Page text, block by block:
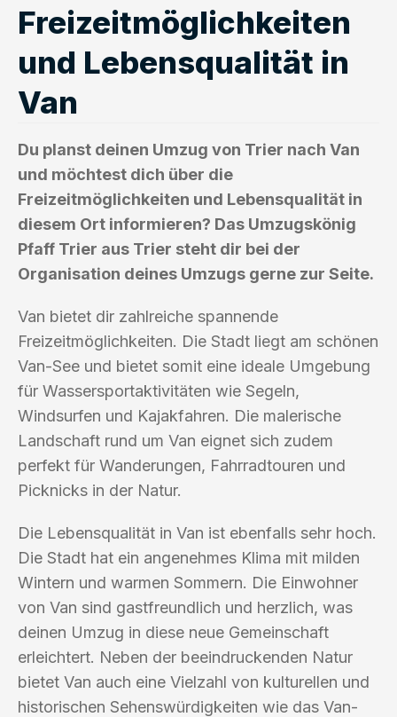
Freizeitmöglichkeiten
und Lebensqualität in
Van
Du planst deinen Umzug von Trier nach Van
und möchtest dich über die
Freizeitmöglichkeiten und Lebensqualität in
diesem Ort informieren? Das Umzugskönig
Pfaff Trier aus Trier steht dir bei der
Organisation deines Umzugs gerne zur Seite.
Van bietet dir zahlreiche spannende
Freizeitmöglichkeiten. Die Stadt liegt am schönen
Van-See und bietet somit eine ideale Umgebung
für Wassersportaktivitäten wie Segeln,
Windsurfen und Kajakfahren. Die malerische
Landschaft rund um Van eignet sich zudem
perfekt für Wanderungen, Fahrradtouren und
Picknicks in der Natur.
Die Lebensqualität in Van ist ebenfalls sehr hoch.
Die Stadt hat ein angenehmes Klima mit milden
Wintern und warmen Sommern. Die Einwohner
von Van sind gastfreundlich und herzlich, was
deinen Umzug in diese neue Gemeinschaft
erleichtert. Neben der beeindruckenden Natur
bietet Van auch eine Vielzahl von kulturellen und
historischen Sehenswürdigkeiten wie das Van-